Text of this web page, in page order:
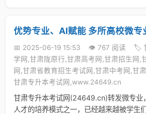
优势专业、AI赋能 多所高校微专
📅 2025-06-19 15:53 👁️ 767 阅读
🏷️
学网,甘肃陇原行,甘肃高考网,甘肃招生网,
网,甘肃省教育招生考试网,甘肃中考网,甘
甘肃专升本考试网,www.24649.cn
甘肃专升本考试网(24649.cn)转发微专业
人才的培养模式之一，已经越来越被学生